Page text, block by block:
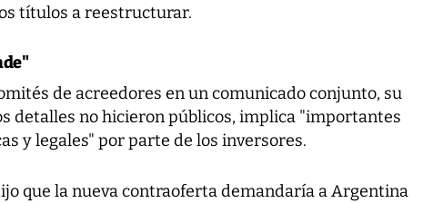
títulos a reestructurar.
de acreedores en un comunicado conjunto, su
detalles no hicieron públicos, implica "importantes
y legales" por parte de los inversores.
que la nueva contraoferta demandaría a Argentina